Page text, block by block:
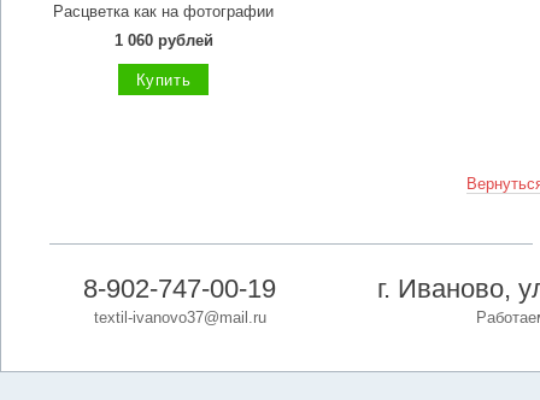
Расцветка как на фотографии
1 060 рублей
Купить
8-902-747-00-19
textil-ivanovo37@mail.ru
г. Иваново,